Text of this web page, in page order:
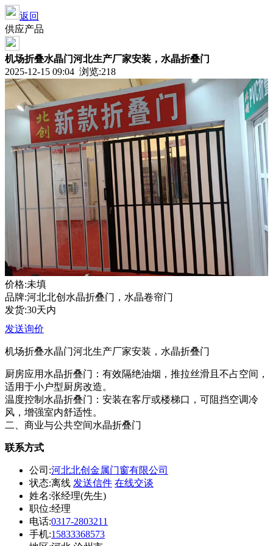
返回
供应产品
机场折叠水晶门河北生产厂家安装，水晶折叠门
2025-12-15 09:04 浏览:218
价格:未填
品牌:河北北创水晶折叠门，水晶卷帘门
发货:30天内
发送询价
机场折叠水晶门河北生产厂家安装，水晶折叠门
厨房应用水晶折叠门：有效隔绝油烟，推拉丝滑且不占空间，
适用于小户型厨房改造。
温度控制水晶折叠门：安装在客厅或楼梯口，可阻挡空调冷
风，增强室内舒适性。
二、商业与公共空间水晶折叠门
联系方式
公司:河北北创金属门窗有限公司
状态:离线 发送信件 在线交谈
姓名:张经理(先生)
职位:经理
电话:0317-2803211
手机:15833368573